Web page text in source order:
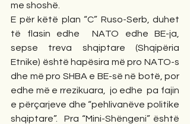
me shoshë.
E për këtë plan “C” Ruso-Serb, duhet
të flasin edhe  NATO edhe BE-ja,
sepse treva shqiptare (Shqipëria
Etnike) është hapësira më pro NATO-s
dhe më pro SHBA e BE-së në botë, por
edhe më e rrezikuara,  jo edhe  pa fajin
e përçarjeve dhe “pehlivanëve politike
shqiptare”.  Pra “Mini-Shëngeni” është